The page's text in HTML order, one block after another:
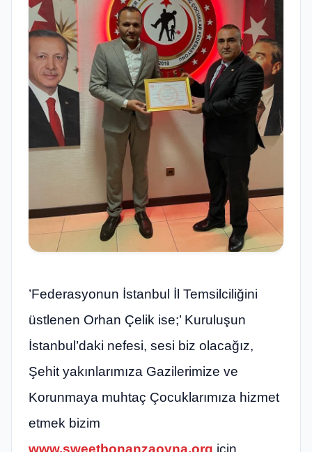
’Federasyonun İstanbul İl Temsilciliğini
üstlenen Orhan Çelik ise;’ Kuruluşun
İstanbul’daki nefesi, sesi biz olacağız,
Şehit yakınlarımıza Gazilerimize ve
Korunmaya muhtaç Çocuklarımıza hizmet
etmek bizim